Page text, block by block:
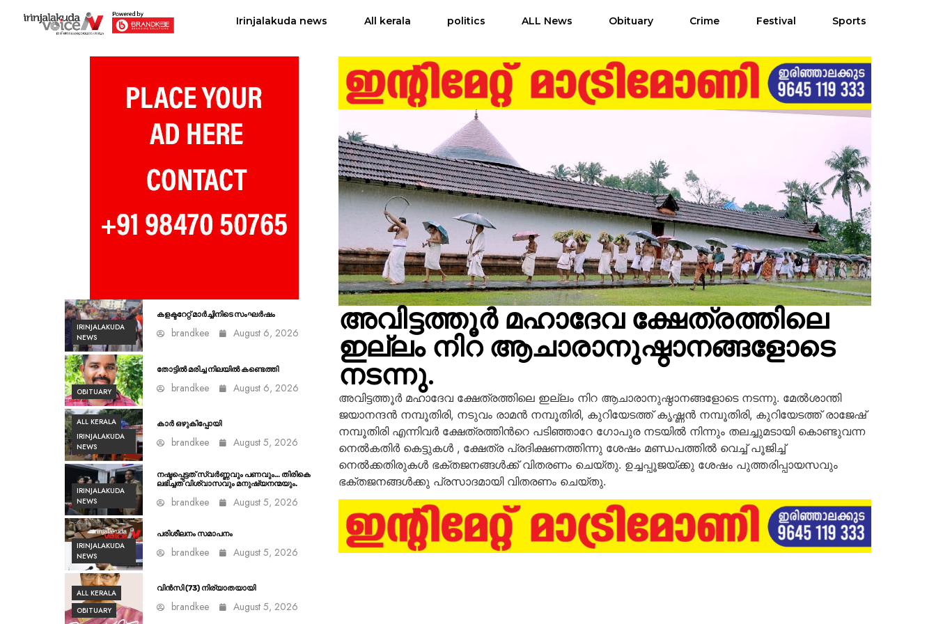
Irinjalakuda news All kerala politics ALL News Obituary Crime Festival Sports
അവിട്ടത്തൂർ മഹാദേവ ക്ഷേത്രത്തിലെ
ഇല്ലം നിറ ആചാരാനുഷ്ഠാനങ്ങളോടെ
നടന്നു.
അവിട്ടത്തൂർ മഹാദേവ ക്ഷേത്രത്തിലെ ഇല്ലം നിറ ആചാരാനുഷ്ഠാനങ്ങളോടെ നടന്നു. മേൽശാന്തി
ജയാനന്ദൻ നമ്പൂതിരി, നടുവം രാമൻ നമ്പൂതിരി, കുറിയേടത്ത് കൃഷ്ണൻ നമ്പൂതിരി, കുറിയേടത്ത് രാജേഷ്
നമ്പൂതിരി എന്നിവർ ക്ഷേത്രത്തിൻറെ പടിഞ്ഞാറേ ഗോപുര നടയിൽ നിന്നും തലച്ചുമടായി കൊണ്ടുവന്ന
നെൽകതിർ കെട്ടുകൾ , ക്ഷേത്ര പ്രദിക്ഷണത്തിന്നു ശേഷം മണ്ഡപത്തിൽ വെച്ച് പൂജിച്ച്
നെൽക്കതിരുകൾ ഭക്തജനങ്ങൾക്ക് വിതരണം ചെയ്തു. ഉച്ചപ്പൂജയ്ക്കു ശേഷം പുത്തരിപ്പായസവും
ഭക്തജനങ്ങൾക്കു പ്രസാദമായി വിതരണം ചെയ്തു.
IRINJALAKUDA
NEWS
കളക്ടറേറ്റ് മാർച്ചിനിടെ സംഘർഷം
brandkee August 6, 2026
OBITUARY
തോട്ടിൽ മരിച്ച നിലയിൽ കണ്ടെത്തി
brandkee August 6, 2026
ALL KERALA
IRINJALAKUDA
NEWS
കാർ ഒഴുകിപ്പോയി
brandkee August 5, 2026
IRINJALAKUDA
NEWS
നഷ്ടപ്പെട്ടത് സ്വർണ്ണവും പണവും… തിരികെ
ലഭിച്ചത് വിശ്വാസവും മനുഷ്യനന്മയും.
brandkee August 5, 2026
IRINJALAKUDA
NEWS
പരിശീലനം സമാപനം
brandkee August 5, 2026
ALL KERALA
OBITUARY
വിൻസി (73) നിര്യാതയായി
brandkee August 5, 2026